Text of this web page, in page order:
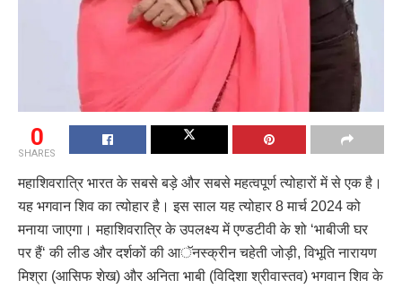
0
SHARES
महाशिवरात्रि भारत के सबसे बड़े और सबसे महत्वपूर्ण त्योहारों में से एक है।
यह भगवान शिव का त्योहार है। इस साल यह त्योहार 8 मार्च 2024 को
मनाया जाएगा। महाशिवरात्रि के उपलक्ष्य में एण्डटीवी के शो ‘भाबीजी घर
पर हैं‘ की लीड और दर्शकों की आॅनस्क्रीन चहेती जोड़ी, विभूति नारायण
मिश्रा (आसिफ शेख) और अनिता भाबी (विदिशा श्रीवास्तव) भगवान शिव के